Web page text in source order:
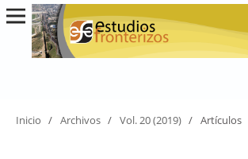
Inicio / Archivos / Vol. 20 (2019) / Artículos